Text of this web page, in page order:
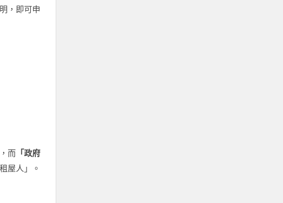
，即可申
而 「政府
屋人」。